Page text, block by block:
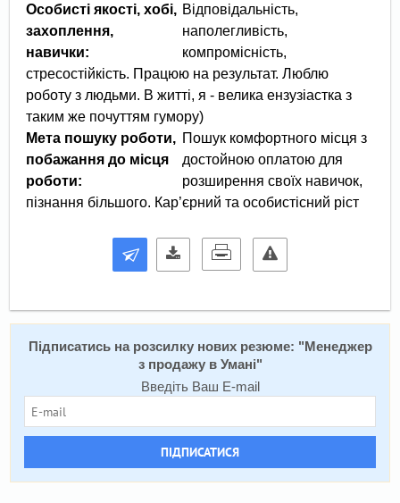
Особисті якості, хобі,
захоплення,
навички:
Відповідальність,
наполегливість,
компромісність,
стресостійкість. Працюю на результат. Люблю
роботу з людьми. В житті, я - велика ензузіастка з
таким же почуттям гумору)
Мета пошуку роботи,
побажання до місця
роботи:
Пошук комфортного місця з
достойною оплатою для
розширення своїх навичок,
пізнання більшого. Кар’єрний та особистісний ріст
Підписатись на розсилку нових резюме: " Менеджер
з продажу в Умані"
Введіть Ваш E-mail
ПІДПИСАТИСЯ